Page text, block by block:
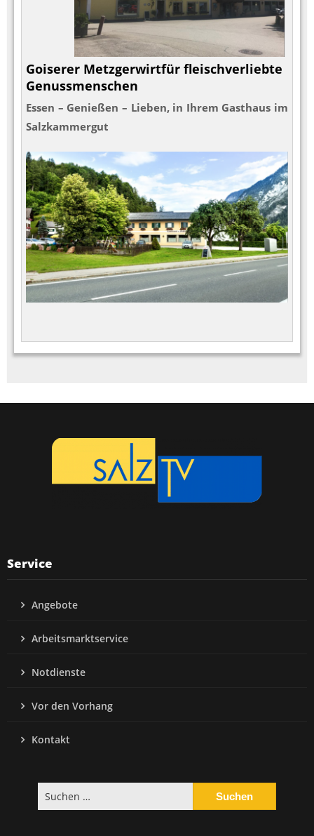
Goiserer Metzgerwirtfür fleischverliebte
Genussmenschen
Essen – Genießen – Lieben, in Ihrem Gasthaus im
Salzkammergut
Service
Angebote
Arbeitsmarktservice
Notdienste
Vor den Vorhang
Kontakt
Suchen
nach: